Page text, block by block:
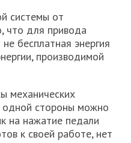
системы от
что для привода
бесплатная энергия
производимой
механических
одной стороны можно
на нажатие педали
к своей работе, нет